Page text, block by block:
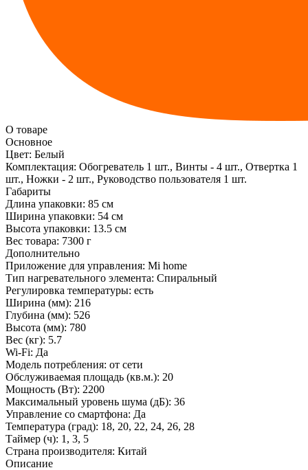
О товаре
Основное
Цвет: Белый
Комплектация: Обогреватель 1 шт., Винты - 4 шт., Отвертка 1
шт., Ножки - 2 шт., Руководство пользователя 1 шт.
Габариты
Длина упаковки: 85 см
Ширина упаковки: 54 см
Высота упаковки: 13.5 см
Вес товара: 7300 г
Дополнительно
Приложение для управления: Mi home
Тип нагревательного элемента: Спиральный
Регулировка температуры: есть
Ширина (мм): 216
Глубина (мм): 526
Высота (мм): 780
Вес (кг): 5.7
Wi-Fi: Да
Модель потребления: от сети
Обслуживаемая площадь (кв.м.): 20
Мощность (Вт): 2200
Максимальный уровень шума (дБ): 36
Управление со смартфона: Да
Температура (град): 18, 20, 22, 24, 26, 28
Таймер (ч): 1, 3, 5
Страна производителя: Китай
Описание